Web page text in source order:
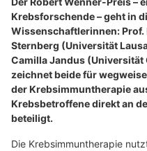
Krebsforschende – geht in
Wissenschaftlerinnen: Prof.
Sternberg (Universität
Camilla Jandus (Universität
zeichnet beide für
der Krebsimmuntherapie
Krebsbetroffene direkt an
beteiligt.
Die Krebsimmuntherapie